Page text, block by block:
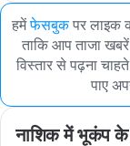
हमेंफेसबुकपर लाइक
ताकि आप ताजा
विस्तार से पढ़ना
पाए
नाशिक में भूकंप के